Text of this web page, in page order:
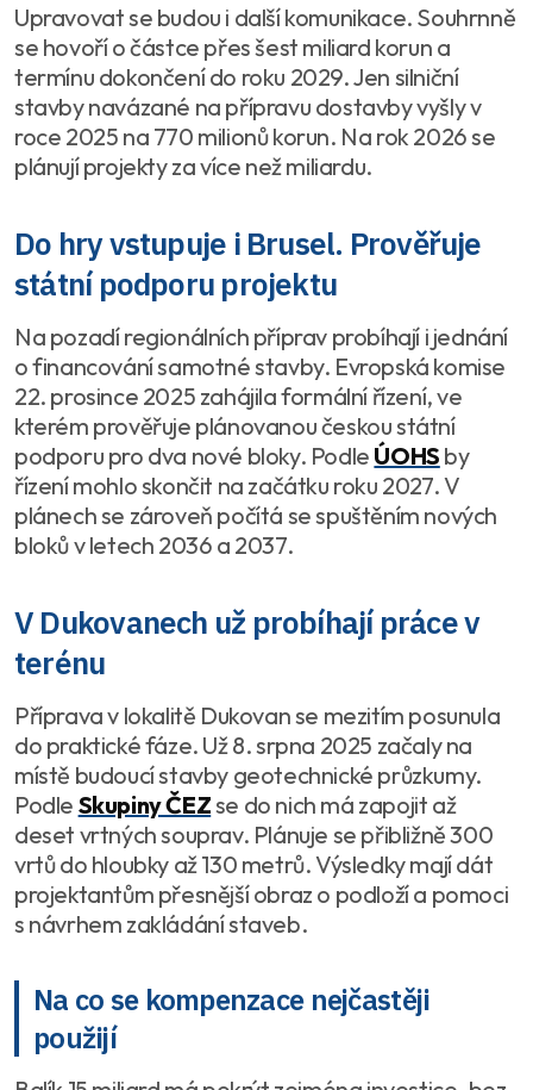
Upravovat se budou i další komunikace. Souhrnně
se hovoří o částce přes šest miliard korun a
termínu dokončení do roku 2029. Jen silniční
stavby navázané na přípravu dostavby vyšly v
roce 2025 na 770 milionů korun. Na rok 2026 se
plánují projekty za více než miliardu.
Do hry vstupuje i Brusel. Prověřuje
státní podporu projektu
Na pozadí regionálních příprav probíhají i jednání
o financování samotné stavby. Evropská komise
22. prosince 2025 zahájila formální řízení, ve
kterém prověřuje plánovanou českou státní
podporu pro dva nové bloky. Podle ÚOHS by
řízení mohlo skončit na začátku roku 2027. V
plánech se zároveň počítá se spuštěním nových
bloků v letech 2036 a 2037.
V Dukovanech už probíhají práce v
terénu
Příprava v lokalitě Dukovan se mezitím posunula
do praktické fáze. Už 8. srpna 2025 začaly na
místě budoucí stavby geotechnické průzkumy.
Podle Skupiny ČEZse do nich má zapojit až
deset vrtných souprav. Plánuje se přibližně 300
vrtů do hloubky až 130 metrů. Výsledky mají dát
projektantům přesnější obraz o podloží a pomoci
s návrhem zakládání staveb.
Na co se kompenzace nejčastěji
použijí